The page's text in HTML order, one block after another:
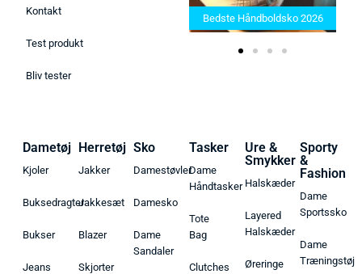
Kontakt
Test produkt
Bliv tester
Bedste Saunatæppe 2025 –
Find de bedste produkter her!
Bedste Håndboldsko 2026
Dametøj
Kjoler
Buksedragter
Bukser
Jeans
Herretøj
Jakker
Jakkesæt
Blazer
Skjorter
Sko
Damestøvler
Damesko
Dame
Sandaler
Tasker
Dame
Håndtasker
Tote
Bag
Clutches
Ure &
Smykker
Halskæder
Layered
Halskæder
Øreringe
Sporty
&
Fashion
Dame
Sportssko
Dame
Træningstøj